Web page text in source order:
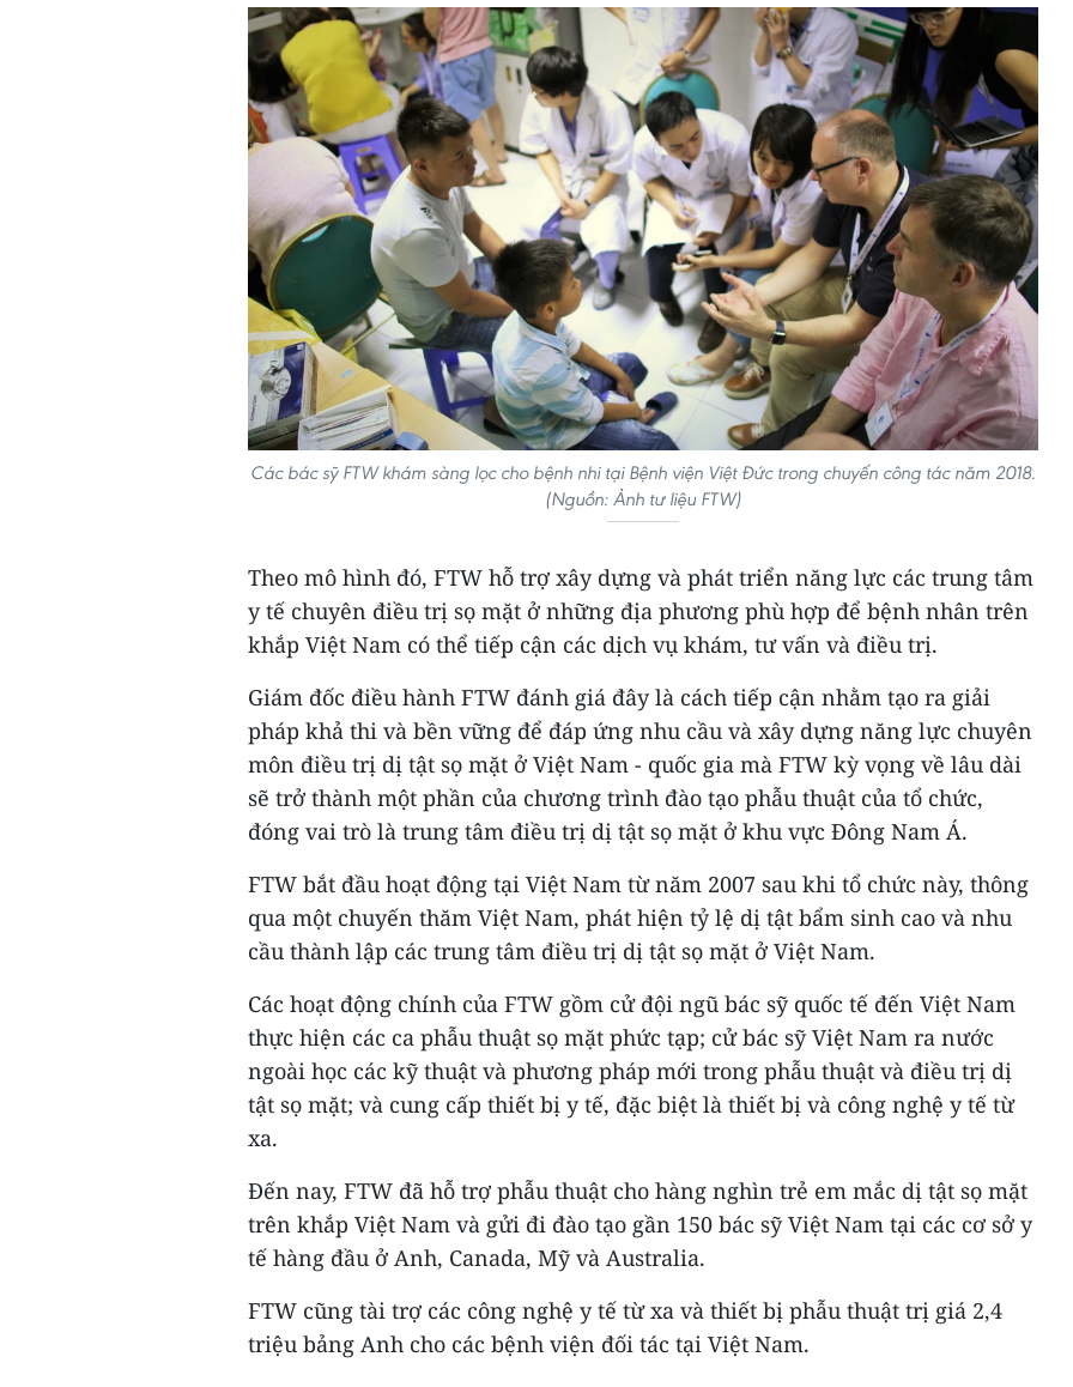
Các bác sỹ FTW khám sàng lọc cho bệnh nhi tại Bệnh viện Việt Đức trong chuyến công tác năm 2018.
(Nguồn: Ảnh tư liệu FTW)
Theo mô hình đó, FTW hỗ trợ xây dựng và phát triển năng lực các trung tâm
y tế chuyên điều trị sọ mặt ở những địa phương phù hợp để bệnh nhân trên
khắp Việt Nam có thể tiếp cận các dịch vụ khám, tư vấn và điều trị.
Giám đốc điều hành FTW đánh giá đây là cách tiếp cận nhằm tạo ra giải
pháp khả thi và bền vững để đáp ứng nhu cầu và xây dựng năng lực chuyên
môn điều trị dị tật sọ mặt ở Việt Nam - quốc gia mà FTW kỳ vọng về lâu dài
sẽ trở thành một phần của chương trình đào tạo phẫu thuật của tổ chức,
đóng vai trò là trung tâm điều trị dị tật sọ mặt ở khu vực Đông Nam Á.
FTW bắt đầu hoạt động tại Việt Nam từ năm 2007 sau khi tổ chức này, thông
qua một chuyến thăm Việt Nam, phát hiện tỷ lệ dị tật bẩm sinh cao và nhu
cầu thành lập các trung tâm điều trị dị tật sọ mặt ở Việt Nam.
Các hoạt động chính của FTW gồm cử đội ngũ bác sỹ quốc tế đến Việt Nam
thực hiện các ca phẫu thuật sọ mặt phức tạp; cử bác sỹ Việt Nam ra nước
ngoài học các kỹ thuật và phương pháp mới trong phẫu thuật và điều trị dị
tật sọ mặt; và cung cấp thiết bị y tế, đặc biệt là thiết bị và công nghệ y tế từ
xa.
Đến nay, FTW đã hỗ trợ phẫu thuật cho hàng nghìn trẻ em mắc dị tật sọ mặt
trên khắp Việt Nam và gửi đi đào tạo gần 150 bác sỹ Việt Nam tại các cơ sở y
tế hàng đầu ở Anh, Canada, Mỹ và Australia.
FTW cũng tài trợ các công nghệ y tế từ xa và thiết bị phẫu thuật trị giá 2,4
triệu bảng Anh cho các bệnh viện đối tác tại Việt Nam.